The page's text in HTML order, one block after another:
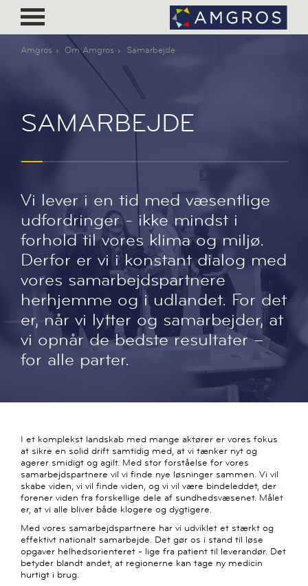
Amgros Om Amgros Samarbejde
SAMARBEJDE
Vi lever i en tid med væsentlige
udfordringer - ikke mindst i
forhold til vores klima og miljø.
Derfor er vi i konstant dialog med
vores samarbejdspartnere
herhjemme og i udlandet. For det
er, når vi lytter og samarbejder, at
vi opnår de bedste resultater –
for alle parter.
I et komplekst landskab med mange aktører er vores fokus
at sikre en solid drift samtidig med, at vi tænker nyt og
agerer smidigt og agilt. Med stor forståelse for vores
samarbejdspartnere vil vi finde nye løsninger sammen. Vi vil
skabe viden, vi vil finde viden, og vi vil være bindeleddet, der
forener viden fra forskellige dele af sundhedsvæsenet. Målet
er, at vi alle bliver både klogere og dygtigere.
Med vores samarbejdspartnere har vi udviklet et stærkt og
effektivt nationalt samarbejde. Det gør os i stand til løse
opgaver helhedsorienteret - lige fra patient til leverandør. Det
betyder blandt andet, at regionerne kan tage ny medicin
hurtigt i brug.